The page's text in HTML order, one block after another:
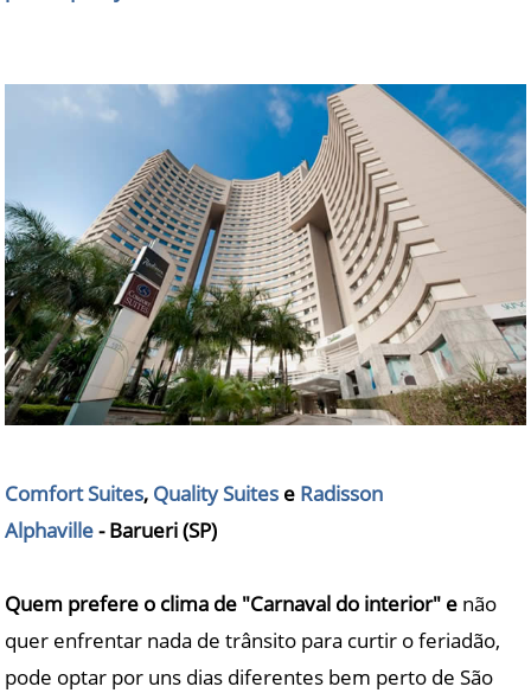
Comfort Suites, Quality Suites e Radisson
Alphaville- Barueri (SP)
Quem prefere o clima de "Carnaval do interior" e não
quer enfrentar nada de trânsito para curtir o feriadão,
pode optar por uns dias diferentes bem perto de São